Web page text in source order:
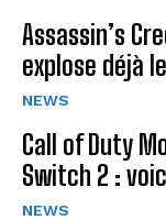
Assassin’s
explose déjà
NEWS
Call of Duty
Switch 2 :
NEWS